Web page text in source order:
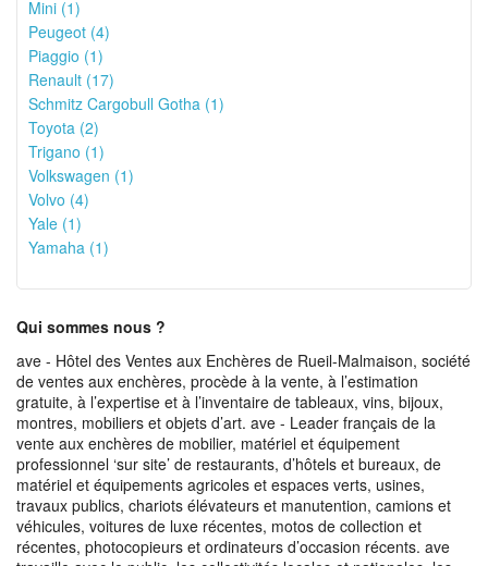
Mini (1)
Peugeot (4)
Piaggio (1)
Renault (17)
Schmitz Cargobull Gotha (1)
Toyota (2)
Trigano (1)
Volkswagen (1)
Volvo (4)
Yale (1)
Yamaha (1)
Qui sommes nous ?
ave - Hôtel des Ventes aux Enchères de Rueil-Malmaison, société
de ventes aux enchères, procède à la vente, à l’estimation
gratuite, à l’expertise et à l’inventaire de tableaux, vins, bijoux,
montres, mobiliers et objets d’art. ave - Leader français de la
vente aux enchères de mobilier, matériel et équipement
professionnel ‘sur site’ de restaurants, d’hôtels et bureaux, de
matériel et équipements agricoles et espaces verts, usines,
travaux publics, chariots élévateurs et manutention, camions et
véhicules, voitures de luxe récentes, motos de collection et
récentes, photocopieurs et ordinateurs d’occasion récents. ave